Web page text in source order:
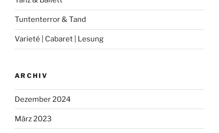
Tuntenterror & Tand
Varieté | Cabaret | Lesung
ARCHIV
Dezember 2024
März 2023